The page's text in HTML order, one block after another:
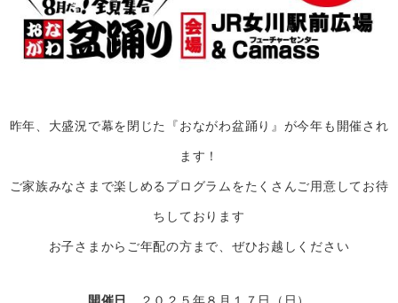
昨年、大盛況で幕を閉じた『おながわ盆踊り』が今年も開催され
ます！
ご家族みなさまで楽しめるプログラムをたくさんご用意してお待
ちしております
お子さまからご年配の方まで、ぜひお越しください